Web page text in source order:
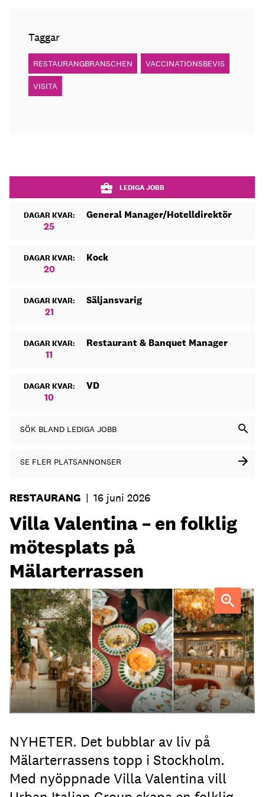
Taggar
RESTAURANGBRANSCHEN VACCINATIONSBEVIS
VISITA
LEDIGA JOBB
DAGAR KVAR:
25
General Manager/Hotelldirektör
DAGAR KVAR:
20
Kock
DAGAR KVAR:
21
Säljansvarig
DAGAR KVAR:
11
Restaurant & Banquet Manager
DAGAR KVAR:
10
VD
SÖK BLAND LEDIGA JOBB
SE FLER PLATSANNONSER
RESTAURANG | 16 juni 2026
Villa Valentina – en folklig
mötesplats på
Mälarterrassen
FOTO: Urban Italian Group
NYHETER. Det bubblar av liv på
Mälarterrassens topp i Stockholm.
Med nyöppnade Villa Valentina vill